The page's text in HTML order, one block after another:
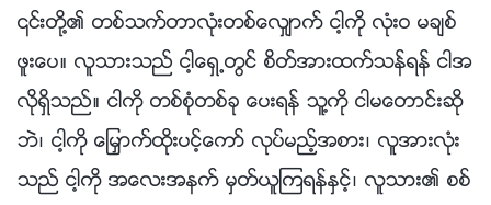
၎တို႔၏ တစ္သက္တာလုံးတစ္ေလွ်ာက္ ငါ့ကို လုံးဝ မခ်စ္
ဖူးေပ။ လူသားသည္ ငါ့ေရွ႕တြင္ စိတ္အားထက္သန္ရန္ ငါအ
လိုရွိသည္။ ငါကို တစ္စုံတစ္ခု ေပးရန္ သူ႔ကို ငါမေတာင္းဆို
ဘဲ၊ ငါ့ကို ေျမႇာက္ထိုးပင့္ေကာ္ လုပ္မည့္အစား၊ လူအားလုံး
သည္ ငါ့ကို အေလးအနက္ မွတ္ယူၾကရန္ႏွင့္၊ လူသား၏ စစ္